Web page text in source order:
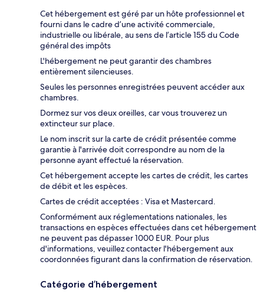
Cet hébergement est géré par un hôte professionnel et
fourni dans le cadre d’une activité commerciale,
industrielle ou libérale, au sens de l’article 155 du Code
général des impôts
L'hébergement ne peut garantir des chambres
entièrement silencieuses.
Seules les personnes enregistrées peuvent accéder aux
chambres.
Dormez sur vos deux oreilles, car vous trouverez un
extincteur sur place.
Le nom inscrit sur la carte de crédit présentée comme
garantie à l'arrivée doit correspondre au nom de la
personne ayant effectué la réservation.
Cet hébergement accepte les cartes de crédit, les cartes
de débit et les espèces.
Cartes de crédit acceptées : Visa et Mastercard.
Conformément aux réglementations nationales, les
transactions en espèces effectuées dans cet hébergement
ne peuvent pas dépasser 1000 EUR. Pour plus
d'informations, veuillez contacter l'hébergement aux
coordonnées figurant dans la confirmation de réservation.
Catégorie d’hébergement